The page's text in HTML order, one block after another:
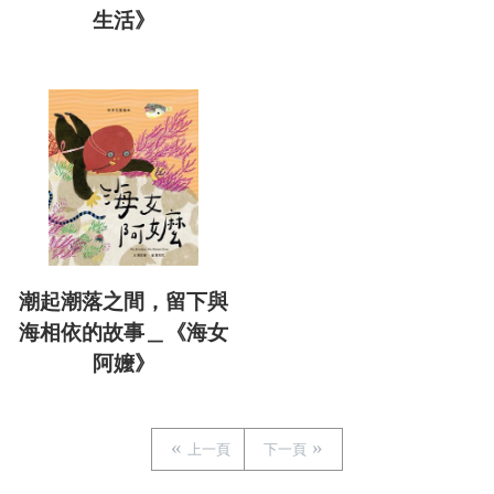
生活》
潮起潮落之間，留下與
海相依的故事＿《海女
阿嬤》
上一頁 下一頁